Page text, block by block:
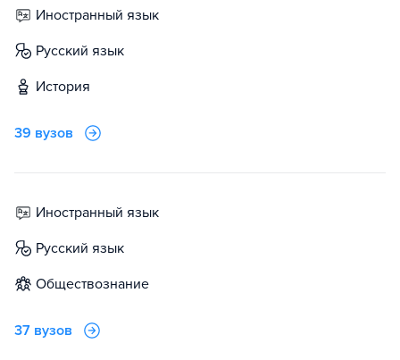
иностранный язык
русский язык
история
39 вузов
иностранный язык
русский язык
обществознание
37 вузов